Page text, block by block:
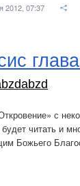
2012, 07:37
с
читать и
Божьего